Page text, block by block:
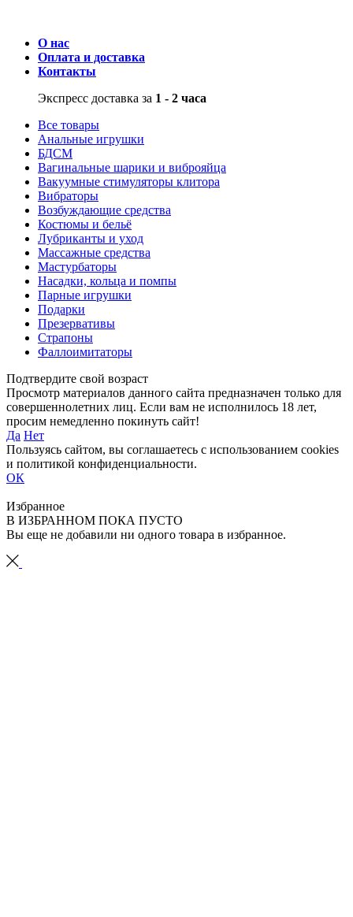
О нас
Оплата и доставка
Контакты
Экспресс доставка за 1 - 2 часа
Все товары
Анальные игрушки
БДСМ
Вагинальные шарики и виброяйца
Вакуумные стимуляторы клитора
Вибраторы
Возбуждающие средства
Костюмы и бельё
Лубриканты и уход
Массажные средства
Мастурбаторы
Насадки, кольца и помпы
Парные игрушки
Подарки
Презервативы
Страпоны
Фаллоимитаторы
Подтвердите свой возраст
Просмотр материалов данного сайта предназначен только для
совершеннолетних лиц. Если вам не исполнилось 18 лет,
просим немедленно покинуть сайт!
Да Нет
Пользуясь сайтом, вы соглашаетесь с использованием cookies
и политикой конфиденциальности.
ОК
Избранное
В ИЗБРАННОМ ПОКА ПУСТО
Вы еще не добавили ни одного товара в избранное.